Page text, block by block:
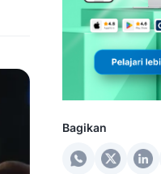
Bagikan